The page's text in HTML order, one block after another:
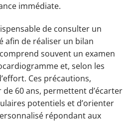
immédiate.
de consulter un
afin de réaliser un bilan
souvent un examen
et, selon les
Ces précautions,
60 ans, permettent d’écarter
potentiels et d’orienter
répondant aux